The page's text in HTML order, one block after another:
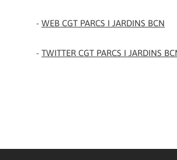
- WEB CGT PARCS I JARDINS BCN
- TWITTER CGT PARCS I JARDINS